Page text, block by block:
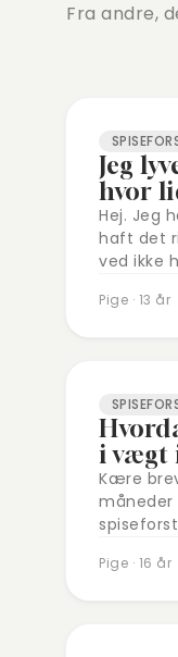
Fra andre,
Jeg
hvor
Hej. Jeg
haft det
ved ikke
det…
Pige · 13 år
i vægt
Kære
måneder
styrede
Pige · 16 år